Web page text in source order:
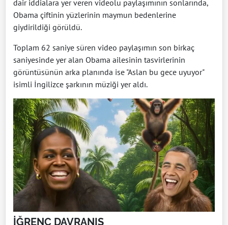
dair iddialara yer veren videolu paylaşımının sonlarında,
Obama çiftinin yüzlerinin maymun bedenlerine
giydirildiği görüldü.
Toplam 62 saniye süren video paylaşımın son birkaç
saniyesinde yer alan Obama ailesinin tasvirlerinin
görüntüsünün arka planında ise "Aslan bu gece uyuyor"
isimli İngilizce şarkının müziği yer aldı.
İĞRENÇ DAVRANIŞ